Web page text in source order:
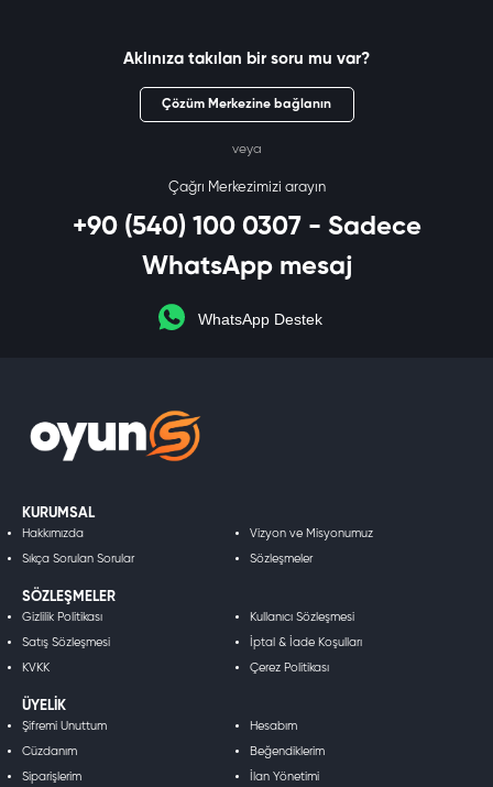
Aklınıza takılan bir soru mu var?
Çözüm Merkezine bağlanın
veya
Çağrı Merkezimizi arayın
+90 (540) 100 0307 - Sadece
WhatsApp mesaj
WhatsApp Destek
KURUMSAL
Hakkımızda Vizyon ve Misyonumuz
Sıkça Sorulan Sorular Sözleşmeler
SÖZLEŞMELER
Gizlilik Politikası Kullanıcı Sözleşmesi
Satış Sözleşmesi İptal & İade Koşulları
KVKK Çerez Politikası
ÜYELIK
Şifremi Unuttum Hesabım
Cüzdanım Beğendiklerim
Siparişlerim İlan Yönetimi